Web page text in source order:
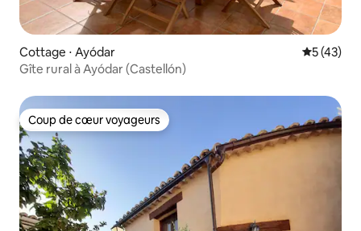
Cottage ⋅ Ayódar
5 (43)
Gîte rural à Ayódar (Castellón)
Coup de cœur voyageurs
Coup de cœur voyageurs